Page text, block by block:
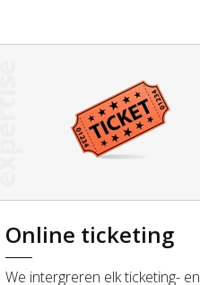
Online ticketing
We intergreren elk ticketing- en